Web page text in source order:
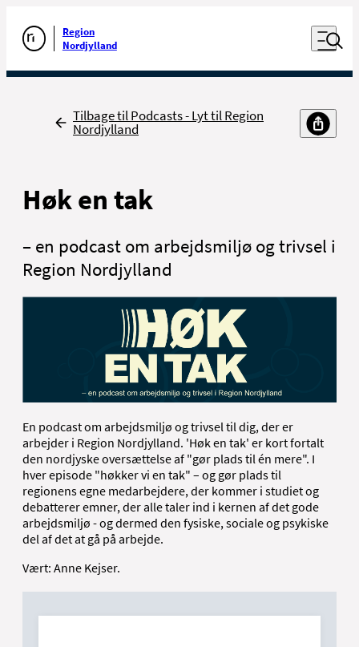
Gå til forsiden
Region
Nordjylland
Åben
Udfør søgning
Tilbage
Tilbage til Podcasts - Lyt til Region
Nordjylland
Høk en tak
– en podcast om arbejdsmiljø og trivsel i
Region Nordjylland
En podcast om arbejdsmiljø og trivsel til dig, der er
arbejder i Region Nordjylland. 'Høk en tak' er kort fortalt
den nordjyske oversættelse af "gør plads til én mere". I
hver episode "høkker vi en tak" – og gør plads til
regionens egne medarbejdere, der kommer i studiet og
debatterer emner, der alle taler ind i kernen af det gode
arbejdsmiljø - og dermed den fysiske, sociale og psykiske
del af det at gå på arbejde.
Vært: Anne Kejser.